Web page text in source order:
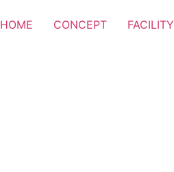
HOME CONCEPT FACILITY